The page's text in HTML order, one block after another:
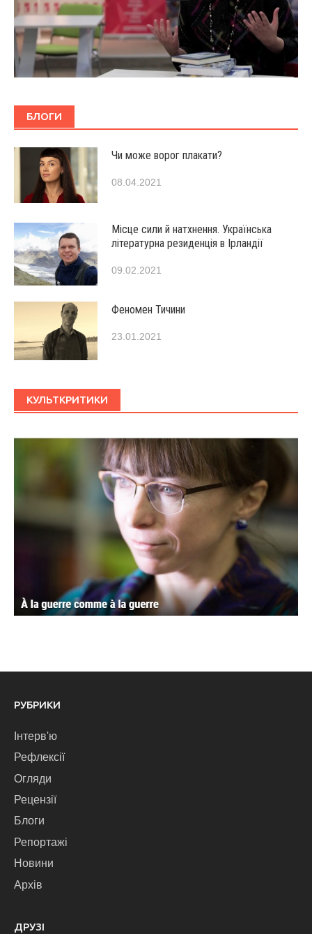
БЛОГИ
Чи може ворог плакати?
08.04.2021
Місце сили й натхнення. Українська
літературна резиденція в Ірландії
09.02.2021
Феномен Тичини
23.01.2021
КУЛЬТКРИТИКИ
РУБРИКИ
Інтерв'ю
Рефлексії
Огляди
Рецензії
Блоги
Репортажі
Новини
Архів
ДРУЗІ